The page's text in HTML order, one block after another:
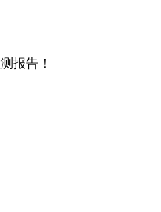
报告！